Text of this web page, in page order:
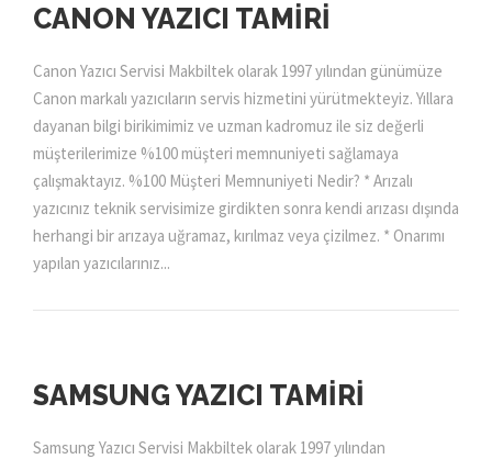
CANON YAZICI TAMIRI
Canon Yazıcı Servisi Makbiltek olarak 1997 yılından günümüze
Canon markalı yazıcıların servis hizmetini yürütmekteyiz. Yıllara
dayanan bilgi birikimimiz ve uzman kadromuz ile siz değerli
müşterilerimize %100 müşteri memnuniyeti sağlamaya
çalışmaktayız. %100 Müşteri Memnuniyeti Nedir? * Arızalı
yazıcınız teknik servisimize girdikten sonra kendi arızası dışında
herhangi bir arızaya uğramaz, kırılmaz veya çizilmez. * Onarımı
yapılan yazıcılarınız...
SAMSUNG YAZICI TAMIRI
Samsung Yazıcı Servisi Makbiltek olarak 1997 yılından